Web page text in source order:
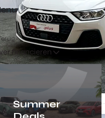
financieren
Summer